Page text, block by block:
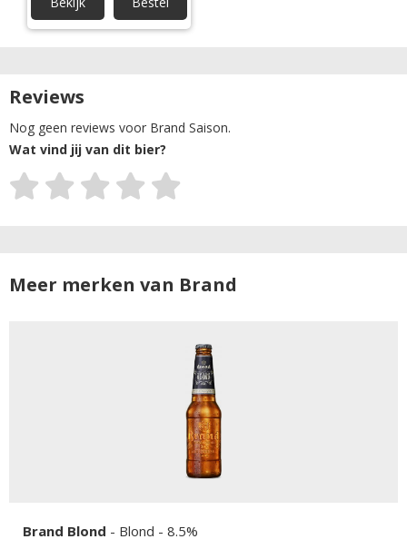
Reviews
Nog geen reviews voor Brand Saison.
Wat vind jij van dit bier?
Meer merken van Brand
Brand Blond - Blond - 8.5%